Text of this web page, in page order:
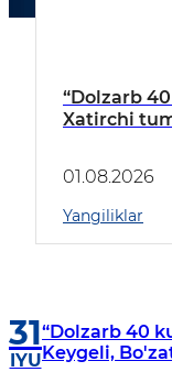
“Dolzarb
Xatirchi
borildi
01.08.2026
Yangiliklar
31
IYU
“Dolzarb 40
Keygeli,